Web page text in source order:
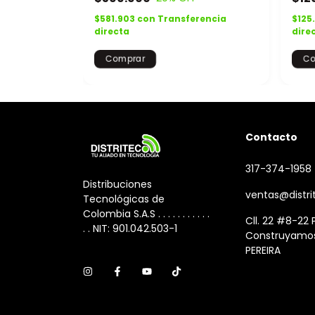
$581.903 con Transferencia
directa
Distribuciones
Tecnológicas de
Colombia S.A.S . . . . . . . . . . .
. . NIT: 901.042.503-1
Contacto
317-374-1958
Cll. 22 #8-22
PEREIRA